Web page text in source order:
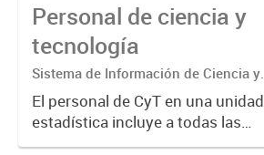
Personal de ciencia y
tecnología
Sistema de Información de Ciencia y
Tecnología Argentino (SICYTAR)
El personal de CyT en una unidad
estadística incluye a todas las
personas involucradas